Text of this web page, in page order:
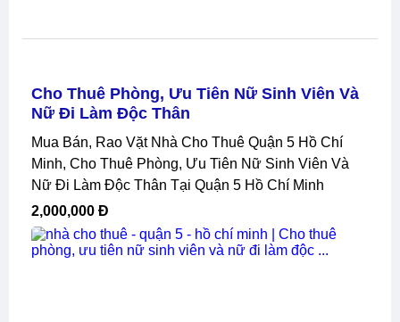
Cho Thuê Phòng, Ưu Tiên Nữ Sinh Viên Và
Nữ Đi Làm Độc Thân
Mua Bán, Rao Vặt Nhà Cho Thuê Quận 5 Hồ Chí
Minh, Cho Thuê Phòng, Ưu Tiên Nữ Sinh Viên Và
Nữ Đi Làm Độc Thân Tại Quận 5 Hồ Chí Minh
2,000,000 Đ